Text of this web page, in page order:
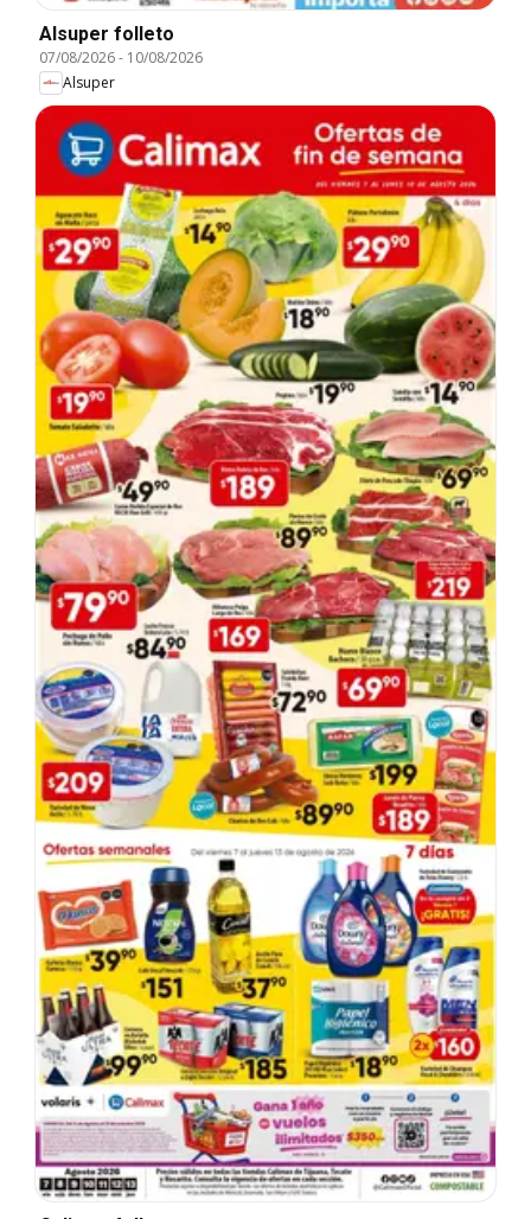
Alsuper folleto
07/08/2026- 10/08/2026
Alsuper